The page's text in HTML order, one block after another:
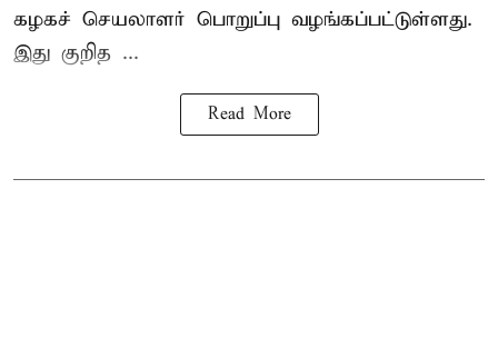
கழகச் செயலாளர் பொறுப்பு வழங்கப்பட்டுள்ளது.
இது குறித ...
Read More